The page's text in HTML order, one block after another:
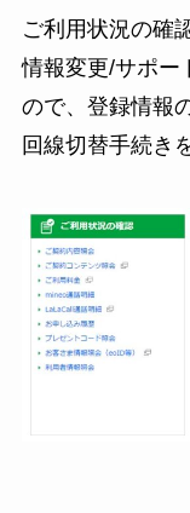
ご利用状況の確
情報変更/サポー
ので、登録情報
回線切替手続き